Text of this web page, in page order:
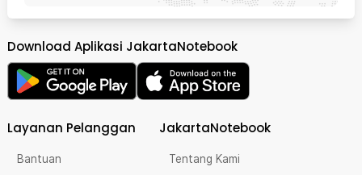
Download Aplikasi JakartaNotebook
Layanan Pelanggan
Bantuan
JakartaNotebook
Tentang Kami